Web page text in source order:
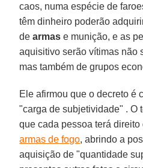
caos, numa espécie de
têm dinheiro poderão
dearmas e munição, e as
aquisitivo serão vítimas não
mas também de grupos
Ele afirmou que o decreto é
"carga de subjetividade" . O
que cada pessoa terá
armas de fogo, abrindo a
aquisição de "quantidade